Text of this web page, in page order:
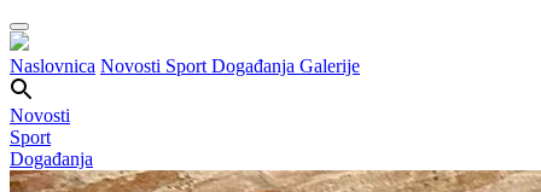
Naslovnica Novosti Sport Događanja Galerije
Novosti
Sport
Događanja